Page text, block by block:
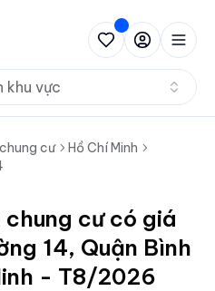
khu vực
cư
Hồ Chí Minh
cư có giá
14, Quận Bình
- T8/2026